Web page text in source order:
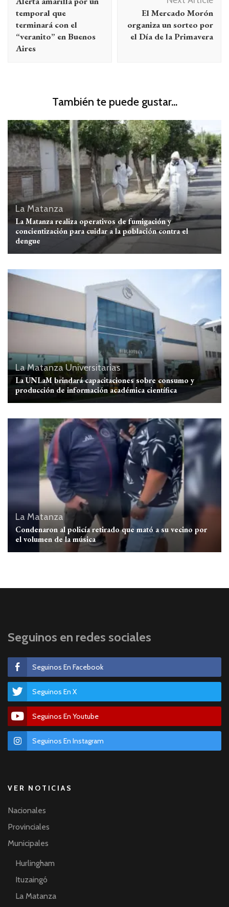
entradas
temporal que
terminará con el
“veranito” en Buenos
Aires
El Mercado Morón
organiza un sorteo por
el Día de la Primavera
También te puede gustar...
La Matanza
La Matanza realiza operativos de fumigación y
concientización para cuidar a la población contra el
dengue
La Matanza Universitarias
La UNLaM brindará capacitaciones sobre consumo y
producción de información académica científica
La Matanza
Condenaron al policía retirado que mató a su vecino por
el volumen de la música
Seguinos en redes sociales
Seguinos En Facebook
Seguinos En X
Seguinos En Youtube
Seguinos En Instagram
VER NOTICIAS
Nacionales
Provinciales
Municipales
Hurlingham
Ituzaingó
La Matanza